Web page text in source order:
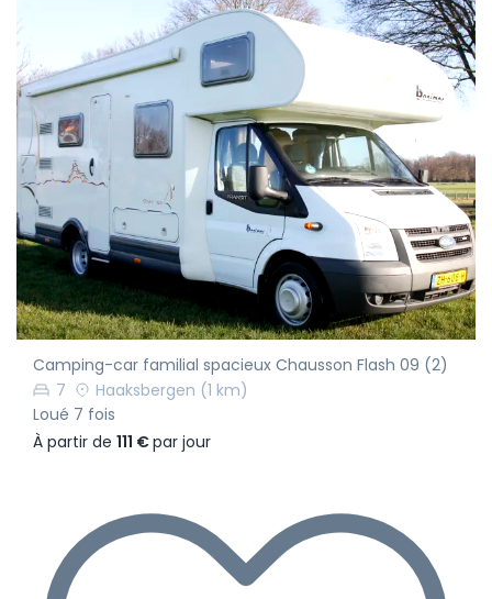
Camping-car familial spacieux Chausson Flash 09 (2)
7
Haaksbergen (1 km)
Loué 7 fois
À partir de 111 €par jour